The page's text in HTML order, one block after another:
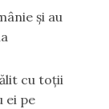
şi au
cu toţii
ei pe